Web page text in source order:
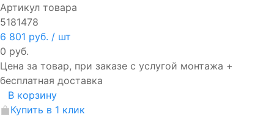
Артикул товара
5181478
6 801 руб. / шт
0 руб.
Цена за товар, при заказе с услугой монтажа +
бесплатная доставка
В корзину
Купить в 1 клик